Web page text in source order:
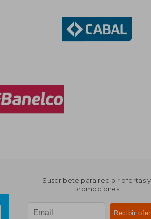
Suscríbete para recibir ofertas y
promociones